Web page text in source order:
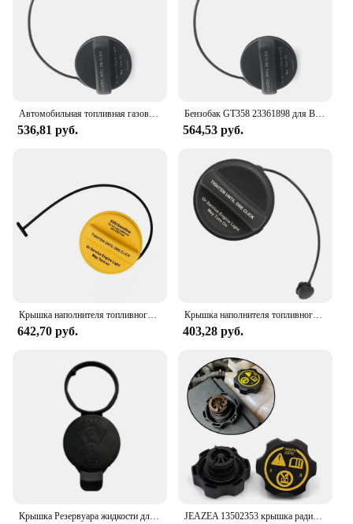
Автомобильная топливная газовая крышка 23361898 для Buick анклава 2011-2017 для Chevy Silverado 1500 2500 3500 для Cadillac Escalade для GMC Sierra
536,81 руб.
Бензобак GT358 23361898 для Buick Cadillac Chevy GMC анклава подача Escalade Tahoe Yukon Silverado Sierra 1500 надлежащего качества
564,53 руб.
Крышка наполнителя топливного бака GT347 20962524 для Cadillac Escalade для Chevy avalsilverado 1500 2500 HD 3500 HD для GMC
642,70 руб.
Крышка наполнителя топливного бака GT360 22921365 для Cadillac Escalade для Chevrolet Silverado Express 1500 2500 3500 для GMC Yukon
403,28 руб.
Крышка Резервуара жидкости для мойки лобового стекла, крышка бутылки для Chevrolet Buick Cadillac, Крышка Резервуара 13227300, внешние компоненты JEAZEA 13502353 крышка радиатора расширительного резервуара для автомобиля для Opel Chevrolet Cruze Cadillac Saab Vauxhall 2000 2001 2002